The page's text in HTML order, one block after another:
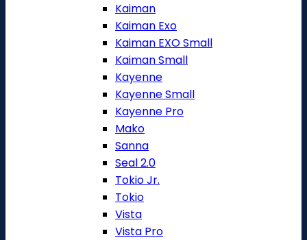
Kaiman
Kaiman Exo
Kaiman EXO Small
Kaiman Small
Kayenne
Kayenne Small
Kayenne Pro
Mako
Sanna
Seal 2.0
Tokio Jr.
Tokio
Vista
Vista Pro